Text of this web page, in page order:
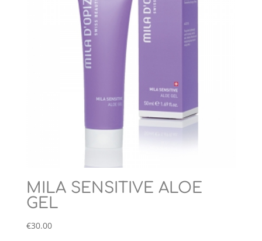
MILA SENSITIVE ALOE
GEL
€30.00